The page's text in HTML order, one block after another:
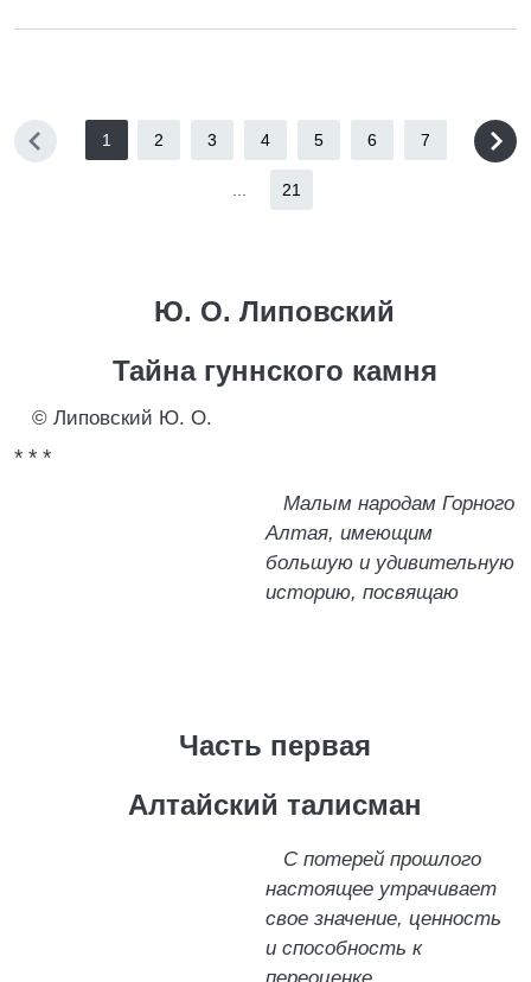
1 2 3 4 5 6 7
21
Ю. О. Липовский
Тайна гуннского камня
© Липовский Ю. О.
* * *
Малым народам Горного
Алтая, имеющим
большую и удивительную
историю, посвящаю
Часть первая
Алтайский талисман
С потерей прошлого
настоящее утрачивает
свое значение, ценность
и способность к